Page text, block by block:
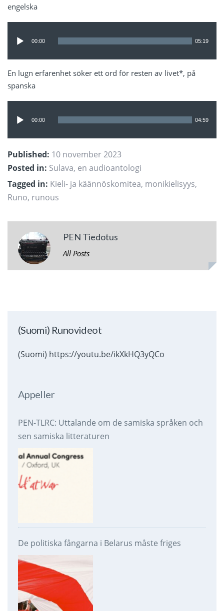
engelska
00:00 05:19
En lugn erfarenhet söker ett ord för resten av livet*, på
spanska
00:00 04:59
Published: 10 november 2023
Posted in: Sulava, en audioantologi
Tagged in: Kieli- ja käännöskomitea, monikielisyys,
Runo, runous
PEN Tiedotus
All Posts
(Suomi) Runovideot
(Suomi) https://youtu.be/ikXkHQ3yQCo
Appeller
PEN-TLRC: Uttalande om de samiska språken och
sen samiska litteraturen
De politiska fångarna i Belarus måste friges